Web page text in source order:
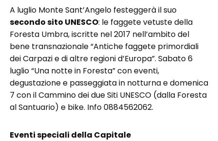
A luglio Monte Sant’Angelo festeggerà il suo
secondo sito UNESCO: le faggete vetuste della
Foresta Umbra, iscritte nel 2017 nell’ambito del
bene transnazionale “Antiche faggete primordiali
dei Carpazi e di altre regioni d’Europa”. Sabato 6
luglio “Una notte in Foresta” con eventi,
degustazione e passeggiata in notturna e domenica
7 con il Cammino dei due Siti UNESCO (dalla Foresta
al Santuario) e bike. Info 0884562062.
Eventi speciali della Capitale